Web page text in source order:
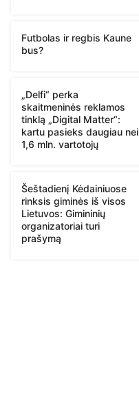
Futbolas ir regbis Kaune
bus?
„Delfi“ perka
skaitmeninės reklamos
tinklą „Digital Matter“:
kartu pasieks daugiau nei
1,6 mln. vartotojų
Šeštadienį Kėdainiuose
rinksis giminės iš visos
Lietuvos: Gimininių
organizatoriai turi
prašymą